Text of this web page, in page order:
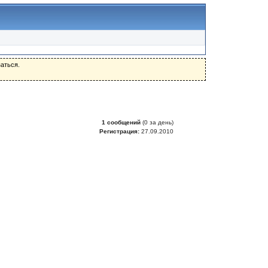
1 сообщений(0 за день)
Регистрация:27.09.2010